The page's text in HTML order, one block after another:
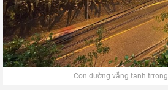
Con đường vắng tanh